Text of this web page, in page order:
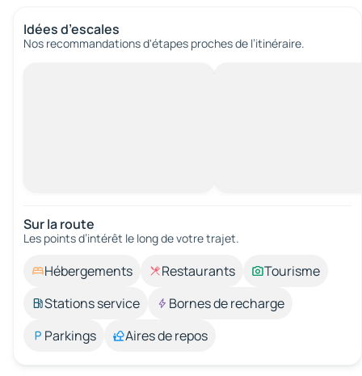
Idées d’escales
Nos recommandations d'étapes proches de l’itinéraire.
Sur la route
Les points d’intérêt le long de votre trajet.
Hébergements Restaurants
Tourisme
Stations service
Bornes de recharge
Parkings
Aires de repos